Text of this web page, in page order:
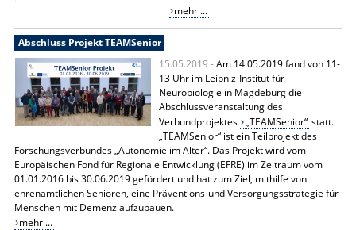
mehr ...
Abschluss Projekt TEAMSenior
15.05.2019 -Am 14.05.2019 fand von 11-
13 Uhr im Leibniz-Institut für
Neurobiologie in Magdeburg die
Abschlussveranstaltung des
Verbundprojektes „TEAMSenior“ statt.
„TEAMSenior“ ist ein Teilprojekt des
Forschungsverbundes „Autonomie im Alter“. Das Projekt wird vom
Europäischen Fond für Regionale Entwicklung (EFRE) im Zeitraum vom
01.01.2016 bis 30.06.2019 gefördert und hat zum Ziel, mithilfe von
ehrenamtlichen Senioren, eine Präventions-und Versorgungsstrategie für
Menschen mit Demenz aufzubauen.
mehr ...